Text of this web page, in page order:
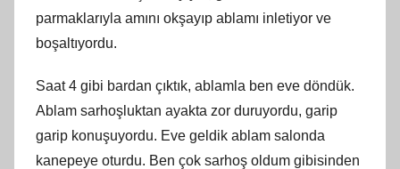
parmaklarıyla amını okşayıp ablamı inletiyor ve
boşaltıyordu.
Saat 4 gibi bardan çıktık, ablamla ben eve döndük.
Ablam sarhoşluktan ayakta zor duruyordu, garip
garip konuşuyordu. Eve geldik ablam salonda
kanepeye oturdu. Ben çok sarhoş oldum gibisinden